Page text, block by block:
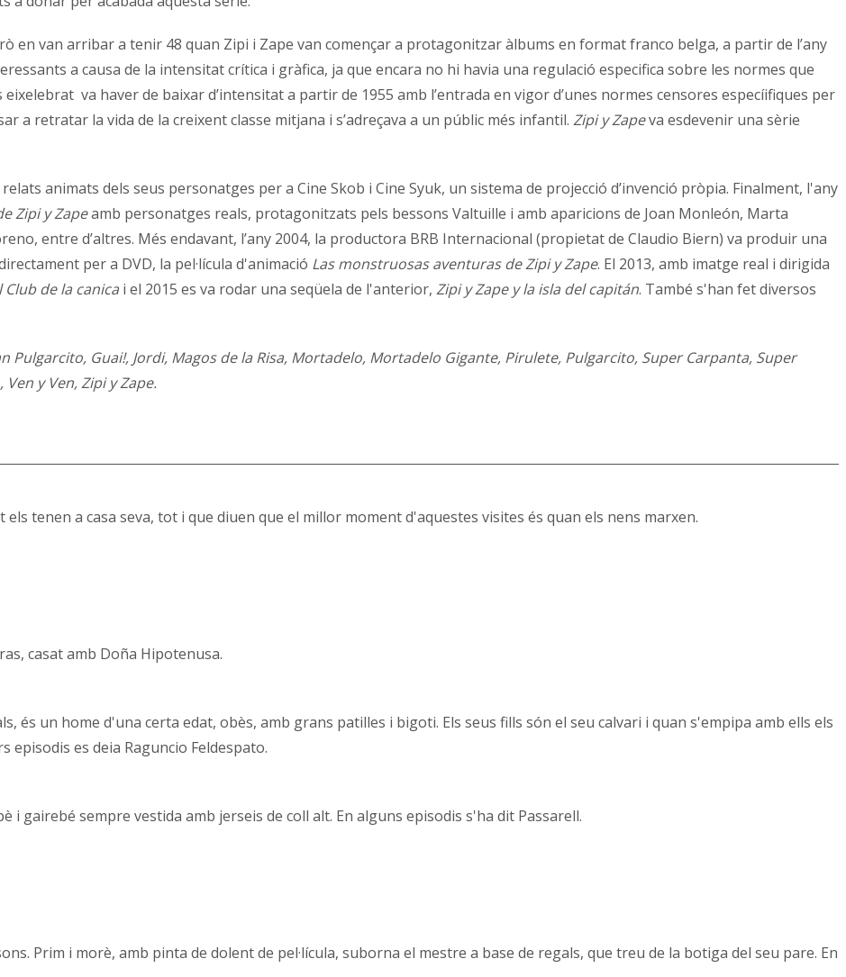
en van arribar a tenir 48 quan Zipi i Zape van començar a protagonitzar àlbums en format franco belga, a partir de l’any
a causa de la intensitat crítica i gràfica, ja que encara no hi havia una regulació especifica sobre les normes que
va haver de baixar d’intensitat a partir de 1955 amb l’entrada en vigor d’unes normes censores especíifiques per
a retratar la vida de la creixent classe mitjana i s’adreçava a un públic més infantil. Zipi y Zapeva esdevenir una sèrie
animats dels seus personatges per a Cine Skob i Cine Syuk, un sistema de projecció d’invenció pròpia. Finalment, l'any
Zipi y Zapeamb personatges reals, protagonitzats pels bessons Valtuille i amb aparicions de Joan Monleón, Marta
entre d’altres. Més endavant, l’any 2004, la productora BRB Internacional (propietat de Claudio Biern) va produir una
per a DVD, la pel·lícula d'animació Las monstruosas aventuras de Zipi y Zape. El 2013, amb imatge real i dirigida
Club de la canica i el 2015 es va rodar una seqüela de l'anterior, Zipi y Zape y la isla del capitán. També s'han fet diversos
Pulgarcito, Guai!, Jordi, Magos de la Risa, Mortadelo, Mortadelo Gigante, Pirulete, Pulgarcito, Super Carpanta, Super
y Ven, Zipi y Zape.
tenen a casa seva, tot i que diuen que el millor moment d'aquestes visites és quan els nens marxen.
casat amb Doña Hipotenusa.
és un home d'una certa edat, obès, amb grans patilles i bigoti. Els seus fills són el seu calvari i quan s'empipa amb ells els
episodis es deia Raguncio Feldespato.
i gairebé sempre vestida amb jerseis de coll alt. En alguns episodis s'ha dit Passarell.
Prim i morè, amb pinta de dolent de pel·lícula, suborna el mestre a base de regals, que treu de la botiga del seu pare. En